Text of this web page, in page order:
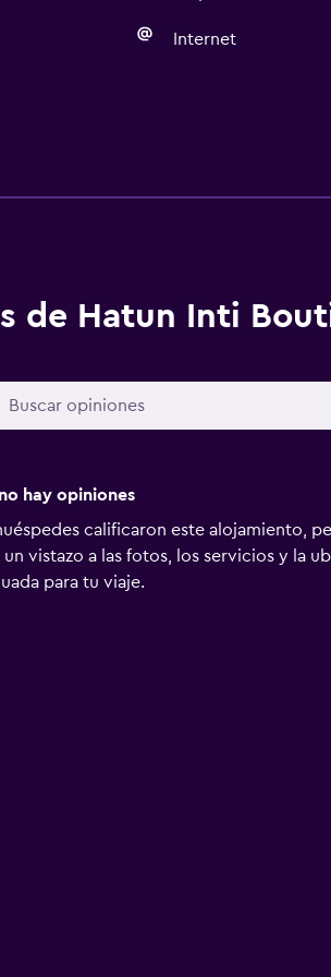
Internet
de Hatun Inti
hay opiniones
huéspedes calificaron este alojamiento,
un vistazo a las fotos, los servicios y la
para tu viaje.